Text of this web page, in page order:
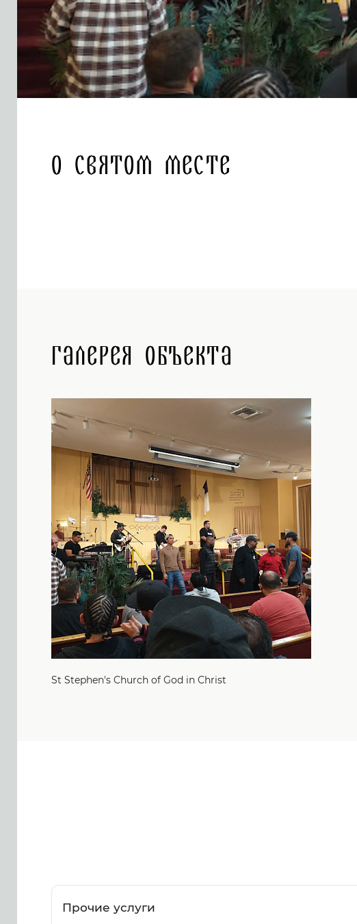
О святом месте
Галерея объекта
St Stephen's Church of God in Christ
Прочие услуги